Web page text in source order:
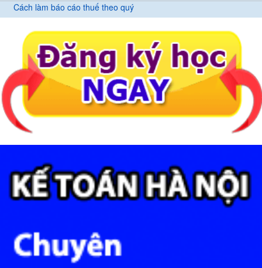
Cách làm báo cáo thuế theo quý